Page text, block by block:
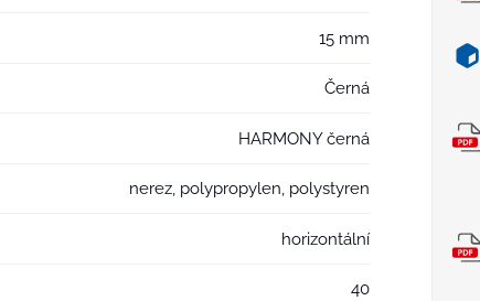
15 mm
Černá
HARMONY černá
nerez, polypropylen, polystyren
horizontální
40